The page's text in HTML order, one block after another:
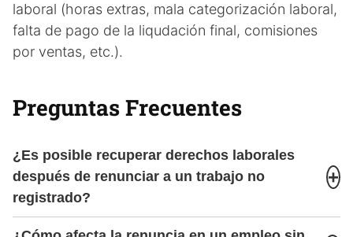
laboral (horas extras, mala categorización laboral,
falta de pago de la liqudación final, comisiones
por ventas, etc.).
Preguntas Frecuentes
¿Es posible recuperar derechos laborales
después de renunciar a un trabajo no
registrado?
+
Lamentablemente no. Al renunciar a un trabajo en